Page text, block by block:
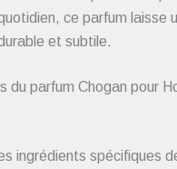
ce parfum laisse
et subtile.
du parfum Chogan pour
ingrédients spécifiques